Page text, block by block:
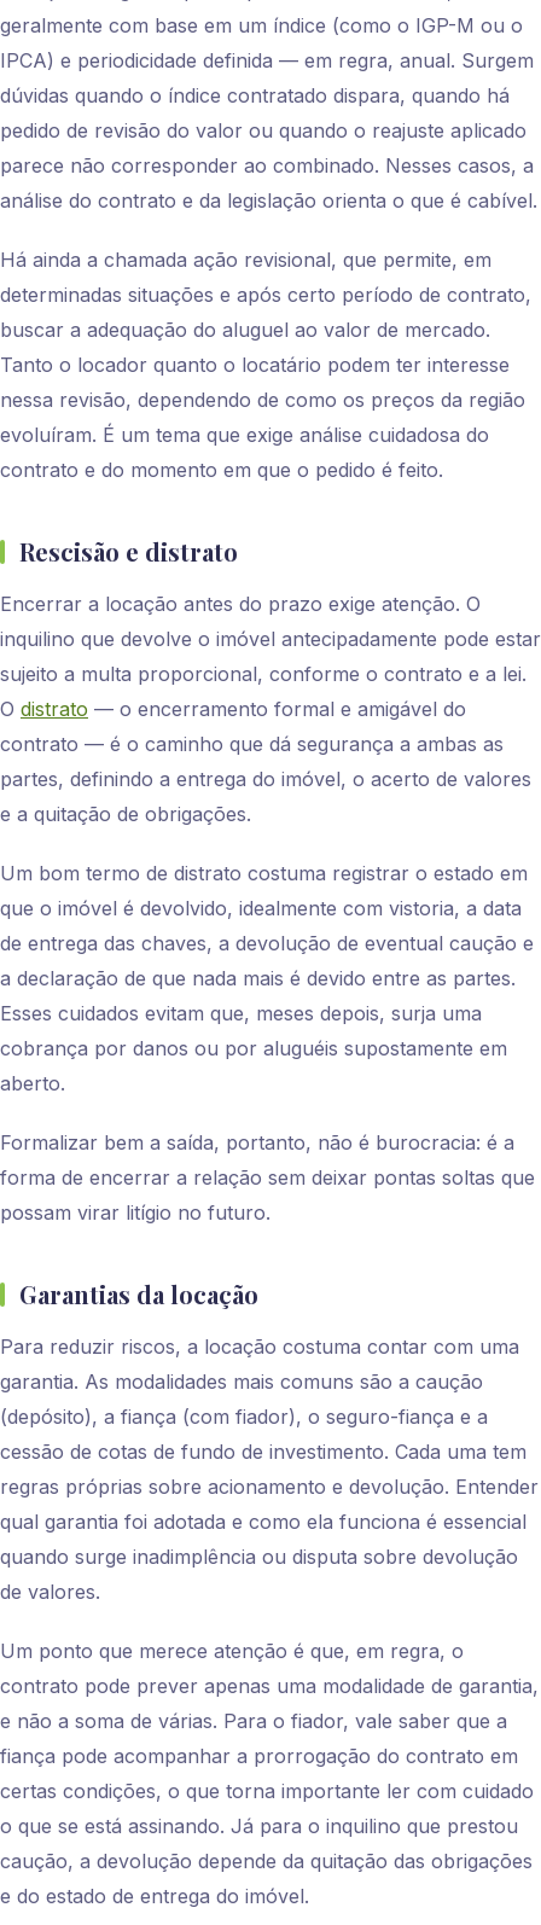
geralmente com base em um índice (como o IGP-M ou o
IPCA) e periodicidade definida — em regra, anual. Surgem
dúvidas quando o índice contratado dispara, quando há
pedido de revisão do valor ou quando o reajuste aplicado
parece não corresponder ao combinado. Nesses casos, a
análise do contrato e da legislação orienta o que é cabível.
Há ainda a chamada ação revisional, que permite, em
determinadas situações e após certo período de contrato,
buscar a adequação do aluguel ao valor de mercado.
Tanto o locador quanto o locatário podem ter interesse
nessa revisão, dependendo de como os preços da região
evoluíram. É um tema que exige análise cuidadosa do
contrato e do momento em que o pedido é feito.
Rescisão e distrato
Encerrar a locação antes do prazo exige atenção. O
inquilino que devolve o imóvel antecipadamente pode estar
sujeito a multa proporcional, conforme o contrato e a lei.
O distrato — o encerramento formal e amigável do
contrato — é o caminho que dá segurança a ambas as
partes, definindo a entrega do imóvel, o acerto de valores
e a quitação de obrigações.
Um bom termo de distrato costuma registrar o estado em
que o imóvel é devolvido, idealmente com vistoria, a data
de entrega das chaves, a devolução de eventual caução e
a declaração de que nada mais é devido entre as partes.
Esses cuidados evitam que, meses depois, surja uma
cobrança por danos ou por aluguéis supostamente em
aberto.
Formalizar bem a saída, portanto, não é burocracia: é a
forma de encerrar a relação sem deixar pontas soltas que
possam virar litígio no futuro.
Garantias da locação
Para reduzir riscos, a locação costuma contar com uma
garantia. As modalidades mais comuns são a caução
(depósito), a fiança (com fiador), o seguro-fiança e a
cessão de cotas de fundo de investimento. Cada uma tem
regras próprias sobre acionamento e devolução. Entender
qual garantia foi adotada e como ela funciona é essencial
quando surge inadimplência ou disputa sobre devolução
de valores.
Um ponto que merece atenção é que, em regra, o
contrato pode prever apenas uma modalidade de garantia,
e não a soma de várias. Para o fiador, vale saber que a
fiança pode acompanhar a prorrogação do contrato em
certas condições, o que torna importante ler com cuidado
o que se está assinando. Já para o inquilino que prestou
caução, a devolução depende da quitação das obrigações
e do estado de entrega do imóvel.